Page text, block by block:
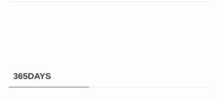
365DAYS